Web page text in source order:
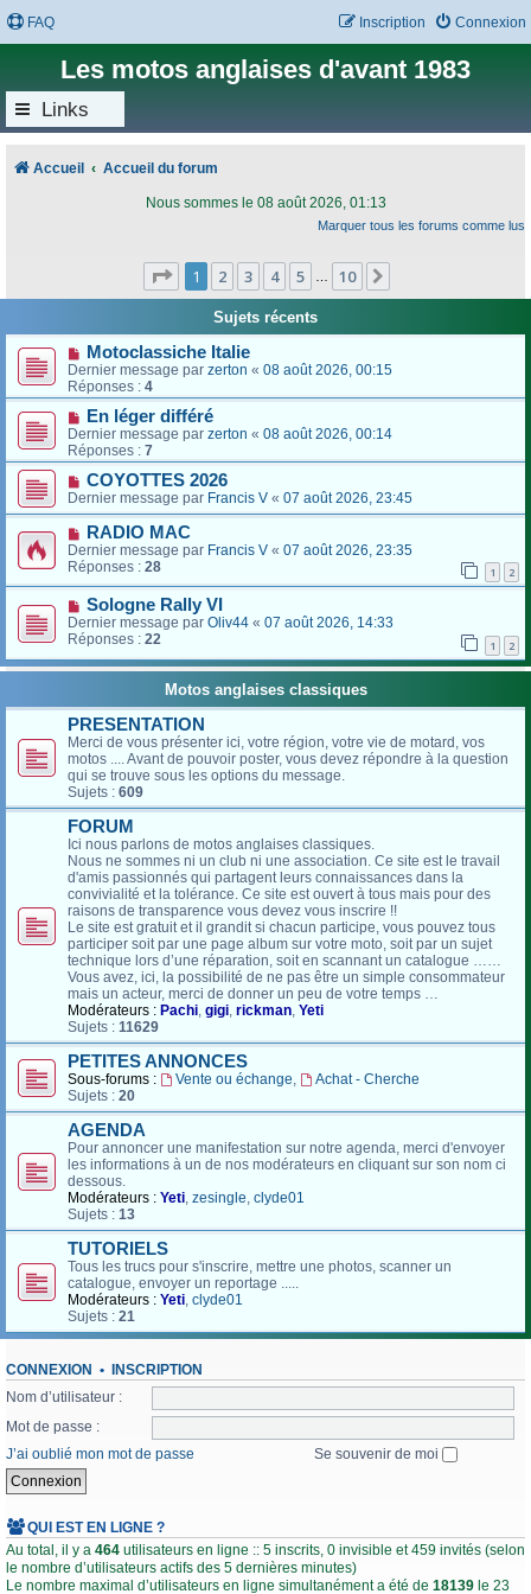
FAQ Connexion
Inscription
Les motos anglaises d'avant 1983
Links
Accueil Accueil du forum
Nous sommes le 08 août 2026, 01:13
Marquer tous les forums comme lus
Page 1sur
1 2 3 4 5 10
Sujets récents
Motoclassiche Italie
Dernier message par zerton « 08 août 2026, 00:15
Réponses : 4
En léger différé
Dernier message par zerton « 08 août 2026, 00:14
Réponses : 7
COYOTTES 2026
Dernier message par Francis V « 07 août 2026, 23:45
RADIO MAC
Dernier message par Francis V « 07 août 2026, 23:35
Réponses : 28 1 2
Sologne Rally VI
Dernier message par Oliv44 « 07 août 2026, 14:33
Réponses : 22 1 2
Motos anglaises classiques
PRESENTATION
Merci de vous présenter ici, votre région, votre vie de motard, vos
motos .... Avant de pouvoir poster, vous devez répondre à la question
qui se trouve sous les options du message.
Sujets : 609
FORUM
Ici nous parlons de motos anglaises classiques.
Nous ne sommes ni un club ni une association. Ce site est le travail
d'amis passionnés qui partagent leurs connaissances dans la
convivialité et la tolérance. Ce site est ouvert à tous mais pour des
raisons de transparence vous devez vous inscrire !!
Le site est gratuit et il grandit si chacun participe, vous pouvez tous
participer soit par une page album sur votre moto, soit par un sujet
technique lors d’une réparation, soit en scannant un catalogue ……
Vous avez, ici, la possibilité de ne pas être un simple consommateur
mais un acteur, merci de donner un peu de votre temps …
Modérateurs : Pachi, gigi, rickman, Yeti
Sujets : 11629
PETITES ANNONCES
Sous-forums : Vente ou échange,
Achat - Cherche
Sujets : 20
AGENDA
Pour annoncer une manifestation sur notre agenda, merci d'envoyer
les informations à un de nos modérateurs en cliquant sur son nom ci
dessous.
Modérateurs : Yeti, zesingle, clyde01
Sujets : 13
TUTORIELS
Tous les trucs pour s'inscrire, mettre une photos, scanner un
catalogue, envoyer un reportage .....
Modérateurs : Yeti, clyde01
Sujets : 21
CONNEXION • INSCRIPTION
Nom d’utilisateur :
Mot de passe :
J’ai oublié mon mot de passe
Se souvenir de moi
QUI EST EN LIGNE ?
Au total, il y a 464 utilisateurs en ligne :: 5 inscrits, 0 invisible et 459 invités (selon
le nombre d’utilisateurs actifs des 5 dernières minutes)
Le nombre maximal d’utilisateurs en ligne simultanément a été de 18139 le 23